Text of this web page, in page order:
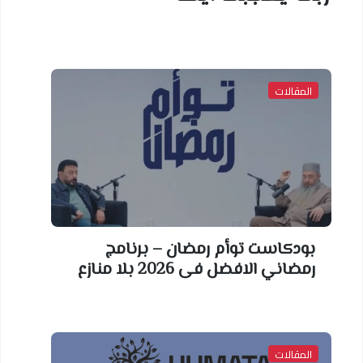
المقالات
بودكاست توأم رمضان – برنامج
رمضاني الافضل فى 2026 بلا منازع
المقالات